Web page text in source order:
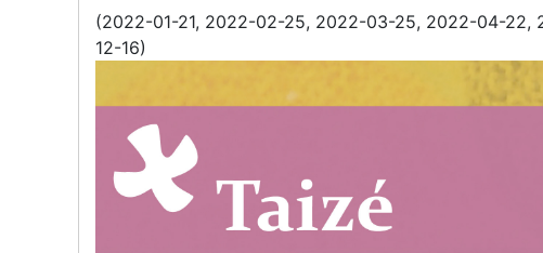
(2022-01-21, 2022-02-25, 2022-03-25, 2022-04-
12-16)